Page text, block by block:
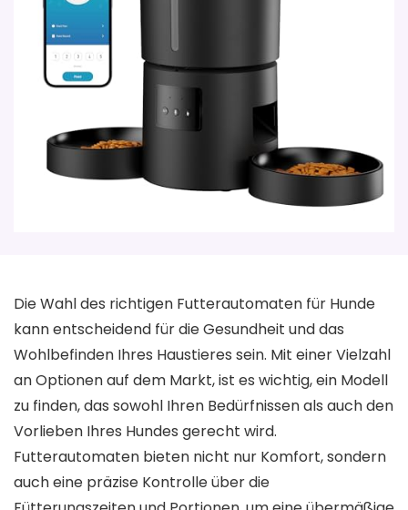
Die Wahl des richtigen Futterautomaten für Hunde
kann entscheidend für die Gesundheit und das
Wohlbefinden Ihres Haustieres sein. Mit einer Vielzahl
an Optionen auf dem Markt, ist es wichtig, ein Modell
zu finden, das sowohl Ihren Bedürfnissen als auch den
Vorlieben Ihres Hundes gerecht wird.
Futterautomaten bieten nicht nur Komfort, sondern
auch eine präzise Kontrolle über die